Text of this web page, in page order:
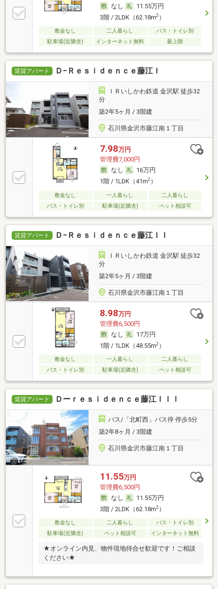
なし
11.55万円
3階 / 2LDK（62.18m2）
敷金なし 二人暮らし
バス・トイレ別
駐車場(近隣含)
インターネット無料 最上階
賃貸アパート Ｄ−Ｒｅｓｉｄｅｎｃｅ藤江Ｉ
ＩＲいしかわ鉄道 金沢駅 徒歩32
分
築2年5ヶ月 / 3階建
石川県金沢市藤江南１丁目
7.98万円
管理費7,000円
なし
16万円
1階 / 1LDK（41m2）
敷金なし 一人暮らし
二人暮らし
バス・トイレ別
駐車場(近隣含) ペット相談可
賃貸アパート Ｄ−Ｒｅｓｉｄｅｎｃｅ藤江ＩＩ
ＩＲいしかわ鉄道 金沢駅 徒歩32
分
築2年5ヶ月 / 3階建
石川県金沢市藤江南１丁目
8.98万円
管理費6,500円
なし
17万円
1階 / 1LDK（48.55m2）
敷金なし 一人暮らし
二人暮らし
バス・トイレ別
駐車場(近隣含) ペット相談可
賃貸アパート Ｄーｒｅｓｉｄｅｎｃｅ藤江ＩＩＩ
バス/「北町西」バス停 停歩5分
築2年8ヶ月 / 3階建
石川県金沢市藤江南１丁目
11.55万円
管理費6,500円
なし
11.55万円
3階 / 2LDK（62.18m2）
敷金なし 二人暮らし
バス・トイレ別
駐車場(近隣含)
ペット相談可 インターネット無料
★オンライン内見、物件現地待合せ歓迎です！ご相談
ください★